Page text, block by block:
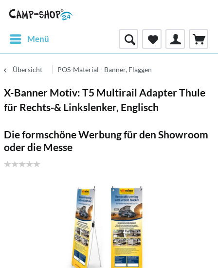
Menü
Übersicht POS-Material - Banner, Flaggen
X-Banner Motiv: T5 Multirail Adapter Thule
für Rechts-& Linkslenker, Englisch
Die formschöne Werbung für den Showroom
oder die Messe